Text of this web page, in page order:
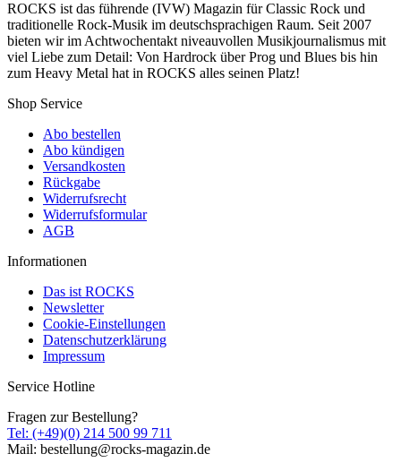
ROCKS ist das führende (IVW) Magazin für Classic Rock und
traditionelle Rock-Musik im deutschsprachigen Raum. Seit 2007
bieten wir im Achtwochentakt niveauvollen Musikjournalismus mit
viel Liebe zum Detail: Von Hardrock über Prog und Blues bis hin
zum Heavy Metal hat in ROCKS alles seinen Platz!
Shop Service
Abo bestellen
Abo kündigen
Versandkosten
Rückgabe
Widerrufsrecht
Widerrufsformular
AGB
Informationen
Das ist ROCKS
Newsletter
Cookie-Einstellungen
Datenschutzerklärung
Impressum
Service Hotline
Fragen zur Bestellung?
Tel: (+49)(0) 214 500 99 711
Mail: bestellung@rocks-magazin.de